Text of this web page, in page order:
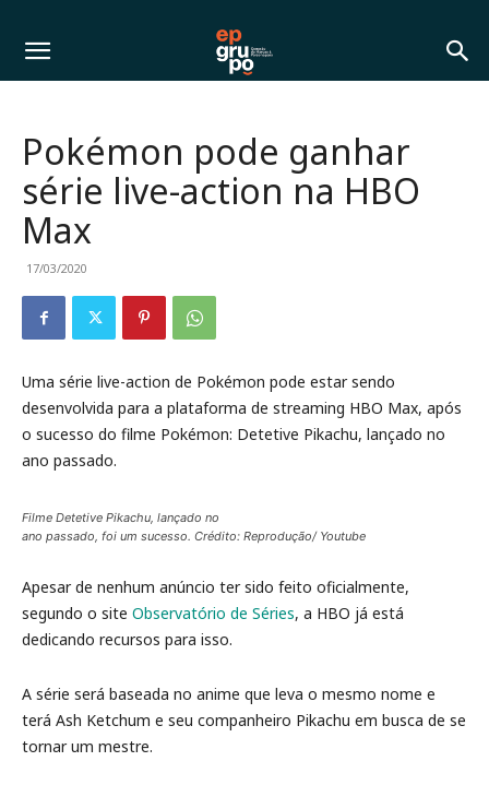
Pokémon pode ganhar
série live-action na HBO
Max
17/03/2020
Uma série live-action de Pokémon pode estar sendo
desenvolvida para a plataforma de streaming HBO Max, após
o sucesso do filme Pokémon: Detetive Pikachu, lançado no
ano passado.
Filme Detetive Pikachu, lançado no
ano passado, foi um sucesso. Crédito: Reprodução/ Youtube
Apesar de nenhum anúncio ter sido feito oficialmente,
segundo o site Observatório de Séries, a HBO já está
dedicando recursos para isso.
A série será baseada no anime que leva o mesmo nome e
terá Ash Ketchum e seu companheiro Pikachu em busca de se
tornar um mestre.